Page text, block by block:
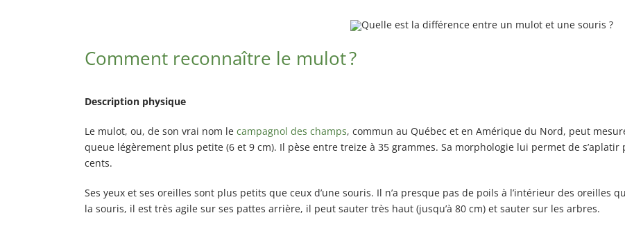
Comment reconnaître le mulot ?
Description physique
Le mulot, ou, de son vrai nom le campagnol des champs, commun au Québec et en Amérique du Nord, peut
queue légèrement plus petite (6 et 9 cm). Il pèse entre treize à 35 grammes. Sa morphologie lui permet de s’aplatir
cents.
Ses yeux et ses oreilles sont plus petits que ceux d’une souris. Il n’a presque pas de poils à l’intérieur des oreilles
la souris, il est très agile sur ses pattes arrière, il peut sauter très haut (jusqu’à 80 cm) et sauter sur les arbres.